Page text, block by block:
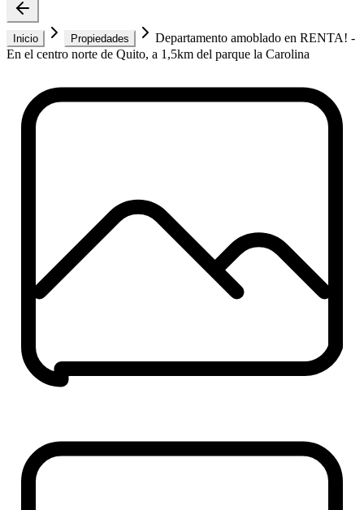
Inicio Propiedades
Departamento amoblado en RENTA! -
En el centro norte de Quito, a 1,5km del parque la Carolina